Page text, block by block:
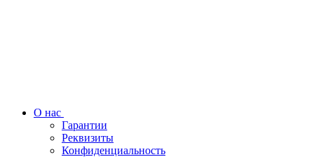
О нас
Гарантии
Реквизиты
Конфиденциальность